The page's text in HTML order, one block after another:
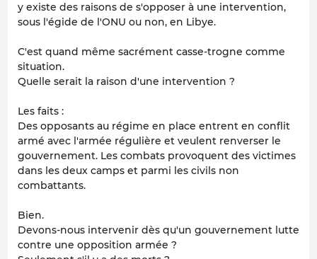
y existe des raisons de s'opposer à une intervention,
sous l'égide de l'ONU ou non, en Libye.
C'est quand même sacrément casse-trogne comme
situation.
Quelle serait la raison d'une intervention ?
Les faits :
Des opposants au régime en place entrent en conflit
armé avec l'armée régulière et veulent renverser le
gouvernement. Les combats provoquent des victimes
dans les deux camps et parmi les civils non
combattants.
Bien.
Devons-nous intervenir dès qu'un gouvernement lutte
contre une opposition armée ?